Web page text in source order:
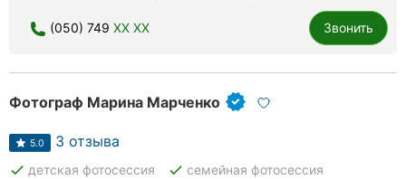
(050) 749 XX XX Звонить
Фотограф Марина Марченко
5.0 3 отзыва
done детская фотосессия done семейная фотосессия